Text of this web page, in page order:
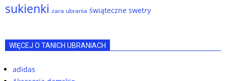
sukienki zara ubrania świąteczne swetry
WIĘCEJ O TANICH UBRANIACH
adidas